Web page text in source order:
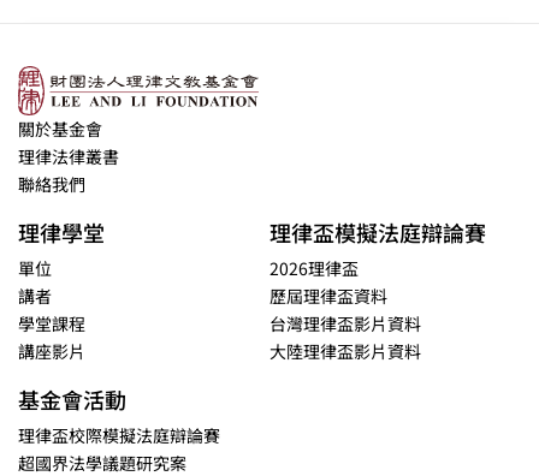
關於基金會
理律法律叢書
聯絡我們
理律學堂
單位
講者
學堂課程
講座影片
理律盃模擬法庭辯論賽
2026理律盃
歷屆理律盃資料
台灣理律盃影片資料
大陸理律盃影片資料
基金會活動
理律盃校際模擬法庭辯論賽
超國界法學議題研究案